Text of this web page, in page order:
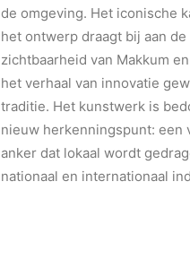
de omgeving. Het iconische
het ontwerp draagt bij aan de
zichtbaarheid van Makkum
het verhaal van innovatie
traditie. Het kunstwerk is
nieuw herkenningspunt: een
anker dat lokaal wordt
nationaal en internationaal